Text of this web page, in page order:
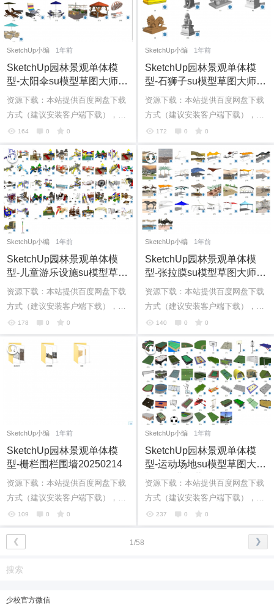
SketchUp小编 1年前
SketchUp园林景观单体模
型-太阳伞su模型草图大师模
型免费下载20250218
资源下载：本站提供百度网盘下载
方式（建议安装客户端下载），如
果网盘下载链接失效请在评论区留
个人微...
164 0 0
SketchUp小编 1年前
SketchUp园林景观单体模
型-石狮子su模型草图大师模
型免费下载20250217
资源下载：本站提供百度网盘下载
方式（建议安装客户端下载），如
果网盘下载链接失效请在评论区留
个人微...
172 0 0
SketchUp小编 1年前
SketchUp园林景观单体模
型-儿童游乐设施su模型草图
大师模型免费下载20250216
资源下载：本站提供百度网盘下载
方式（建议安装客户端下载），如
果网盘下载链接失效请在评论区留
个人微...
178 0 0
SketchUp小编 1年前
SketchUp园林景观单体模
型-张拉膜su模型草图大师模
型免费下载20250215
资源下载：本站提供百度网盘下载
方式（建议安装客户端下载），如
果网盘下载链接失效请在评论区留
个人微...
140 0 0
SketchUp小编 1年前
SketchUp园林景观单体模
型-栅栏围栏围墙20250214
资源下载：本站提供百度网盘下载
方式（建议安装客户端下载），如
果网盘下载链接失效请在评论区留
言。如果有其它问题也可直接加我
个人微...
109 0 0
SketchUp小编 1年前
SketchUp园林景观单体模
型-运动场地su模型草图大师
模型免费下载20250213
资源下载：本站提供百度网盘下载
方式（建议安装客户端下载），如
果网盘下载链接失效请在评论区留
言。如果有其它问题也可直接加我
237 0 0
1/58
❮ ❯
少校官方微信
您没有权限发布内容，请购买会员或者提升权
限。
6位以上
已有帐号？登录